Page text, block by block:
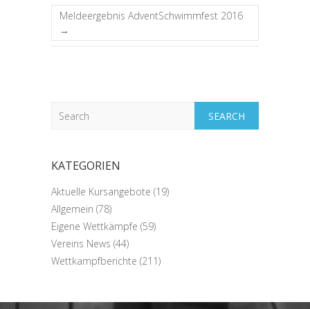
Meldeergebnis AdventSchwimmfest 2016
→
Search
KATEGORIEN
Aktuelle Kursangebote (19)
Allgemein (78)
Eigene Wettkämpfe (59)
Vereins News (44)
Wettkampfberichte (211)